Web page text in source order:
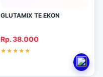
GLUTAMIX TE EKON
Rp. 38.000